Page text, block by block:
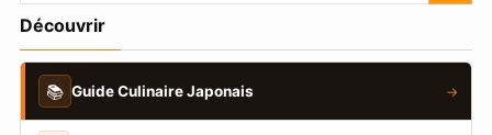
Découvrir
📚 Guide Culinaire Japonais →